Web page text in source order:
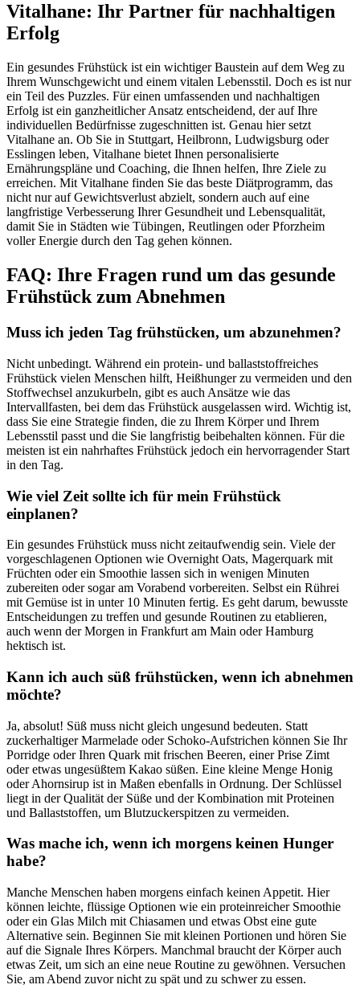
Vitalhane: Ihr Partner für nachhaltigen
Erfolg
Ein gesundes Frühstück ist ein wichtiger Baustein auf dem Weg zu
Ihrem Wunschgewicht und einem vitalen Lebensstil. Doch es ist nur
ein Teil des Puzzles. Für einen umfassenden und nachhaltigen
Erfolg ist ein ganzheitlicher Ansatz entscheidend, der auf Ihre
individuellen Bedürfnisse zugeschnitten ist. Genau hier setzt
Vitalhane an. Ob Sie in Stuttgart, Heilbronn, Ludwigsburg oder
Esslingen leben, Vitalhane bietet Ihnen personalisierte
Ernährungspläne und Coaching, die Ihnen helfen, Ihre Ziele zu
erreichen. Mit Vitalhane finden Sie das beste Diätprogramm, das
nicht nur auf Gewichtsverlust abzielt, sondern auch auf eine
langfristige Verbesserung Ihrer Gesundheit und Lebensqualität,
damit Sie in Städten wie Tübingen, Reutlingen oder Pforzheim
voller Energie durch den Tag gehen können.
FAQ: Ihre Fragen rund um das gesunde
Frühstück zum Abnehmen
Muss ich jeden Tag frühstücken, um abzunehmen?
Nicht unbedingt. Während ein protein- und ballaststoffreiches
Frühstück vielen Menschen hilft, Heißhunger zu vermeiden und den
Stoffwechsel anzukurbeln, gibt es auch Ansätze wie das
Intervallfasten, bei dem das Frühstück ausgelassen wird. Wichtig ist,
dass Sie eine Strategie finden, die zu Ihrem Körper und Ihrem
Lebensstil passt und die Sie langfristig beibehalten können. Für die
meisten ist ein nahrhaftes Frühstück jedoch ein hervorragender Start
in den Tag.
Wie viel Zeit sollte ich für mein Frühstück
einplanen?
Ein gesundes Frühstück muss nicht zeitaufwendig sein. Viele der
vorgeschlagenen Optionen wie Overnight Oats, Magerquark mit
Früchten oder ein Smoothie lassen sich in wenigen Minuten
zubereiten oder sogar am Vorabend vorbereiten. Selbst ein Rührei
mit Gemüse ist in unter 10 Minuten fertig. Es geht darum, bewusste
Entscheidungen zu treffen und gesunde Routinen zu etablieren,
auch wenn der Morgen in Frankfurt am Main oder Hamburg
hektisch ist.
Kann ich auch süß frühstücken, wenn ich abnehmen
möchte?
Ja, absolut! Süß muss nicht gleich ungesund bedeuten. Statt
zuckerhaltiger Marmelade oder Schoko-Aufstrichen können Sie Ihr
Porridge oder Ihren Quark mit frischen Beeren, einer Prise Zimt
oder etwas ungesüßtem Kakao süßen. Eine kleine Menge Honig
oder Ahornsirup ist in Maßen ebenfalls in Ordnung. Der Schlüssel
liegt in der Qualität der Süße und der Kombination mit Proteinen
und Ballaststoffen, um Blutzuckerspitzen zu vermeiden.
Was mache ich, wenn ich morgens keinen Hunger
habe?
Manche Menschen haben morgens einfach keinen Appetit. Hier
können leichte, flüssige Optionen wie ein proteinreicher Smoothie
oder ein Glas Milch mit Chiasamen und etwas Obst eine gute
Alternative sein. Beginnen Sie mit kleinen Portionen und hören Sie
auf die Signale Ihres Körpers. Manchmal braucht der Körper auch
etwas Zeit, um sich an eine neue Routine zu gewöhnen. Versuchen
Sie, am Abend zuvor nicht zu spät und zu schwer zu essen.